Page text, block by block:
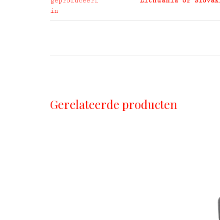
in
Gerelateerde producten